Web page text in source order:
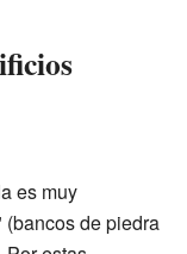
es muy
de piedra